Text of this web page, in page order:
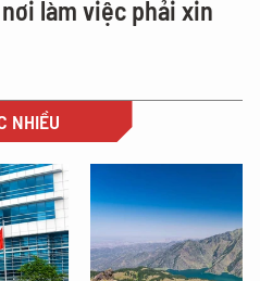
làm việc phải xin
NHIỀU